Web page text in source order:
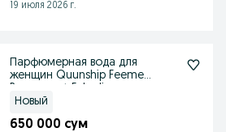
19 июля 2026 г.
Парфюмерная вода для
женщин Quunship Feeme
Новый
650 000 сум